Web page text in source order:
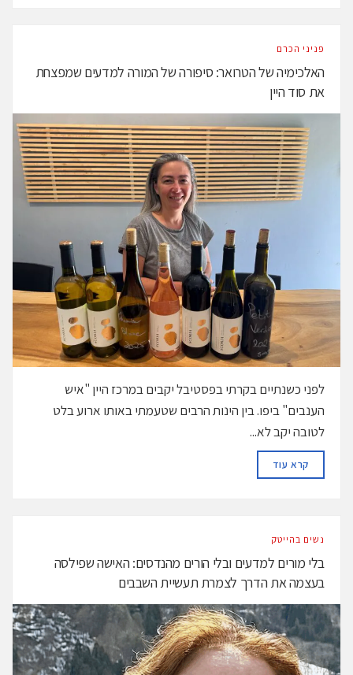
פניני הכרם
האלכימיה של הטרואר: סיפורה של המורה למדעים שמפצחת
את סוד היין
לפני כשנתיים בקרתי בפסטיבל יקבים במרכז היין "איש
הענבים" ביפו. בין הינות הרבים שטעמתי באותו ארוע בלט
לטובה יקב לא...
קרא עודDETAILS
נשים בהייטק
בלי מורים למדעים ובלי הורים מהנדסים: האישה שפילסה
בעצמה את הדרך לצמרת תעשיית השבבים